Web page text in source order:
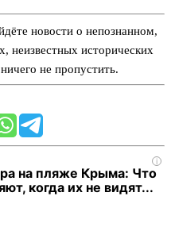
новости о непознанном,
неизвестных исторических
не пропустить.
i
на пляже Крыма: Что
когда их не видят...